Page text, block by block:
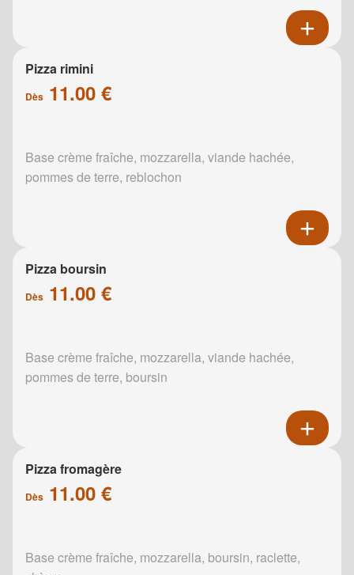
Pizza rimini
Dès 11.00 €
Base crème fraîche, mozzarella, viande hachée,
pommes de terre, reblochon
Pizza boursin
Dès 11.00 €
Base crème fraîche, mozzarella, viande hachée,
pommes de terre, boursin
Pizza fromagère
Dès 11.00 €
Base crème fraîche, mozzarella, boursin, raclette,